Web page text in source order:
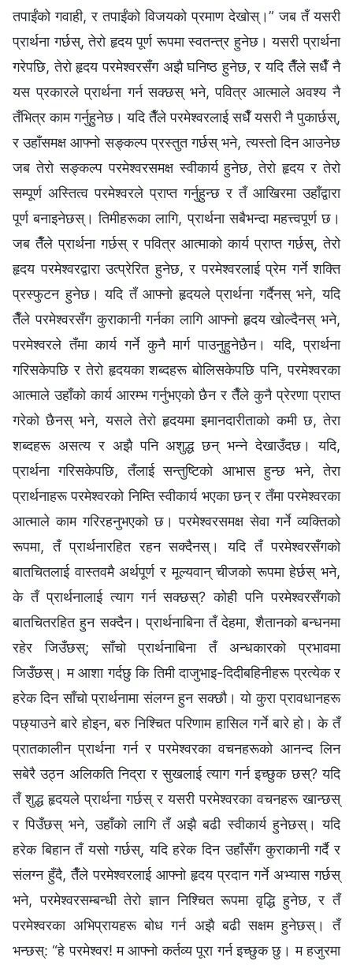
तपाईंको गवाही, र तपाईंको विजयको प्रमाण देखोस्।” जब तँ यसरी
प्रार्थना गर्छस्, तेरो हृदय पूर्ण रूपमा स्वतन्त्र हुनेछ। यसरी प्रार्थना
गरेपछि, तेरो हृदय परमेश्‍वरसँग अझै घनिष्ठ हुनेछ, र यदि तैँले सधैँ नै
यस प्रकारले प्रार्थना गर्न सक्छस् भने, पवित्र आत्माले अवश्य नै
तँभित्र काम गर्नुहुनेछ। यदि तैँले परमेश्‍वरलाई सधैँ यसरी नै पुकार्छस्,
र उहाँसमक्ष आफ्नो सङ्कल्प प्रस्तुत गर्छस् भने, त्यस्तो दिन आउनेछ
जब तेरो सङ्कल्प परमेश्‍वरसमक्ष स्वीकार्य हुनेछ, तेरो हृदय र तेरो
सम्पूर्ण अस्तित्व परमेश्‍वरले प्राप्त गर्नुहुन्छ र तँ आखिरमा उहाँद्वारा
पूर्ण बनाइनेछस्। तिमीहरूका लागि, प्रार्थना सबैभन्दा महत्त्वपूर्ण छ।
जब तैँले प्रार्थना गर्छस् र पवित्र आत्माको कार्य प्राप्त गर्छस्, तेरो
हृदय परमेश्‍वरद्वारा उत्प्रेरित हुनेछ, र परमेश्‍वरलाई प्रेम गर्ने शक्ति
प्रस्फुटन हुनेछ। यदि तँ आफ्नो हृदयले प्रार्थना गर्दैनस् भने, यदि
तैँले परमेश्‍वरसँग कुराकानी गर्नका लागि आफ्नो हृदय खोल्‍दैनस् भने,
परमेश्‍वरले तँमा कार्य गर्ने कुनै मार्ग पाउनुहुनेछैन। यदि, प्रार्थना
गरिसकेपछि र तेरो हृदयका शब्दहरू बोलिसकेपछि पनि, परमेश्‍वरका
आत्माले उहाँको कार्य आरम्भ गर्नुभएको छैन र तैँले कुनै प्रेरणा प्राप्त
गरेको छैनस् भने, यसले तेरो हृदयमा इमानदारीताको कमी छ, तेरा
शब्दहरू असत्य र अझै पनि अशुद्ध छन् भन्‍ने देखाउँदछ। यदि,
प्रार्थना गरिसकेपछि, तँलाई सन्तुष्टिको आभास हुन्छ भने, तेरा
प्रार्थनाहरू परमेश्‍वरको निम्ति स्वीकार्य भएका छन् र तँमा परमेश्‍वरका
आत्माले काम गरिरहनुभएको छ। परमेश्‍वरसमक्ष सेवा गर्ने व्यक्तिको
रूपमा, तँ प्रार्थनारहित रहन सक्‍दैनस्। यदि तँ परमेश्‍वरसँगको
बातचितलाई वास्तवमै अर्थपूर्ण र मूल्यवान् चीजको रूपमा हेर्छस् भने,
के तँ प्रार्थनालाई त्याग गर्न सक्छस्? कोही पनि परमेश्‍वरसँगको
बातचितरहित हुन सक्दैन। प्रार्थनाबिना तँ देहमा, शैतानको बन्धनमा
रहेर जिउँछस्; साँचो प्रार्थनाबिना तँ अन्धकारको प्रभावमा
जिउँछस्। म आशा गर्दछु कि तिमी दाजुभाइ-दिदीबहिनीहरू प्रत्येक र
हरेक दिन साँचो प्रार्थनामा संलग्न हुन सक्छौ। यो कुरा प्रावधानहरू
पछ्याउने बारे होइन, बरु निश्चित परिणाम हासिल गर्ने बारे हो। के तँ
प्रातकालीन प्रार्थना गर्न र परमेश्‍वरका वचनहरूको आनन्द लिन
सबेरै उठ्न अलिकति निद्रा र सुखलाई त्याग गर्न इच्छुक छस्? यदि
तँ शुद्ध हृदयले प्रार्थना गर्छस् र यसरी परमेश्‍वरका वचनहरू खान्छस्
र पिउँछस् भने, उहाँको लागि तँ अझै बढी स्वीकार्य हुनेछस्। यदि
हरेक बिहान तँ यसो गर्छस्, यदि हरेक दिन उहाँसँग कुराकानी गर्दै र
संलग्न हुँदै, तैँले परमेश्‍वरलाई आफ्नो हृदय प्रदान गर्ने अभ्यास गर्छस्
भने, परमेश्‍वरसम्‍बन्धी तेरो ज्ञान निश्चित रूपमा वृद्धि हुनेछ, र तँ
परमेश्‍वरका अभिप्रायहरू बोध गर्न अझै बढी सक्षम हुनेछस्। तँ
भन्छस्: “हे परमेश्‍वर! म आफ्नो कर्तव्य पूरा गर्न इच्छुक छु। म हजुरमा